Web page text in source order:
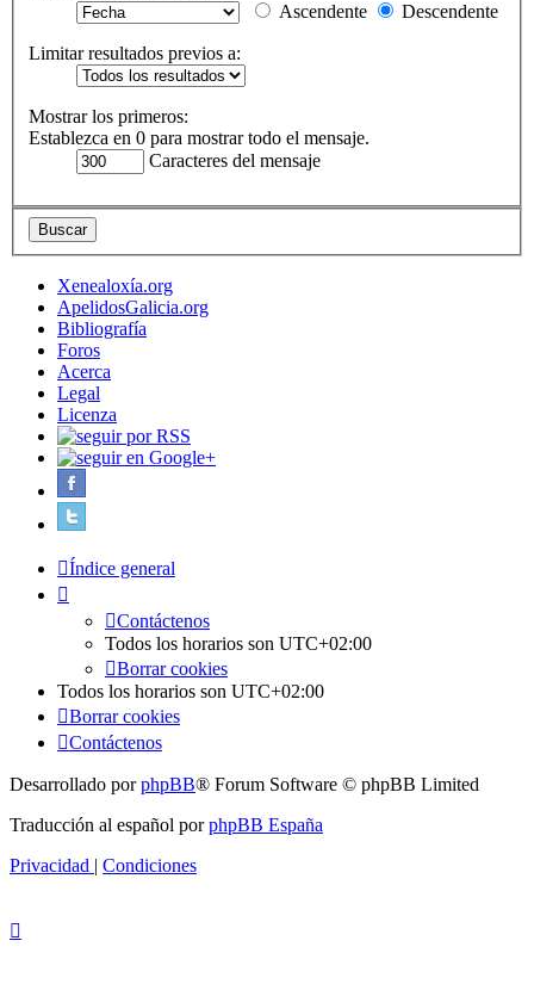
Ascendente
Descendente
Limitar resultados previos a:
Mostrar los primeros:
Establezca en 0 para mostrar todo el mensaje.
Caracteres del mensaje
Xenealoxía.org
ApelidosGalicia.org
Bibliografía
Foros
Acerca
Legal
Licenza
Índice general
Contáctenos
Todos los horarios son UTC+02:00
Borrar cookies
Todos los horarios son UTC+02:00
Borrar cookies
Contáctenos
Desarrollado porphpBB® Forum Software © phpBB Limited
Traducción al español porphpBB España
Privacidad | Condiciones